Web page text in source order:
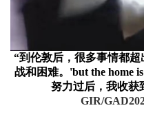
“到伦敦后，很多事情都
战和困难。'but the home
努力过后，我收获
GIR/